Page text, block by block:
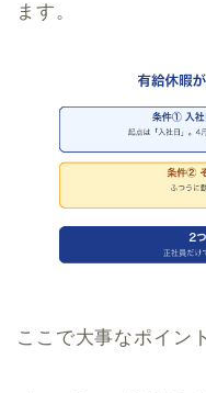
ます。
ここで大事なポイン